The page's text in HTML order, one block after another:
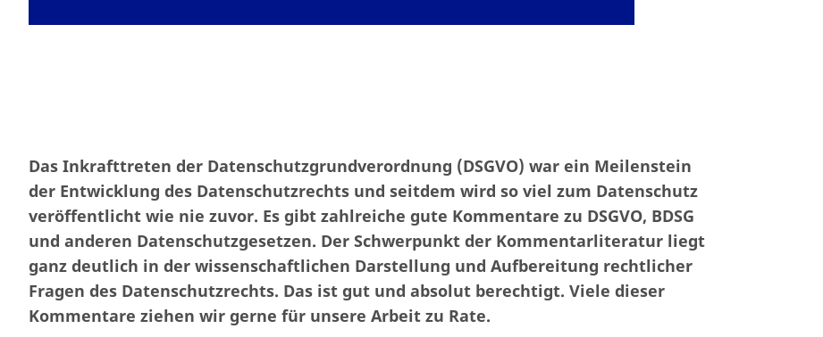
Das Inkrafttreten der Datenschutzgrundverordnung (DSGVO) war ein Meilenstein
der Entwicklung des Datenschutzrechts und seitdem wird so viel zum Datenschutz
veröffentlicht wie nie zuvor. Es gibt zahlreiche gute Kommentare zu DSGVO, BDSG
und anderen Datenschutzgesetzen. Der Schwerpunkt der Kommentarliteratur liegt
ganz deutlich in der wissenschaftlichen Darstellung und Aufbereitung rechtlicher
Fragen des Datenschutzrechts. Das ist gut und absolut berechtigt. Viele dieser
Kommentare ziehen wir gerne für unsere Arbeit zu Rate.